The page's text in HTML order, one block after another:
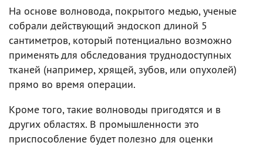
На основе волновода, покрытого медью, ученые
собрали действующий эндоскоп длиной 5
сантиметров, который потенциально возможно
применять для обследования труднодоступных
тканей (например, хрящей, зубов, или опухолей)
прямо во время операции.
Кроме того, такие волноводы пригодятся и в
других областях. В промышленности это
приспособление будет полезно для оценки